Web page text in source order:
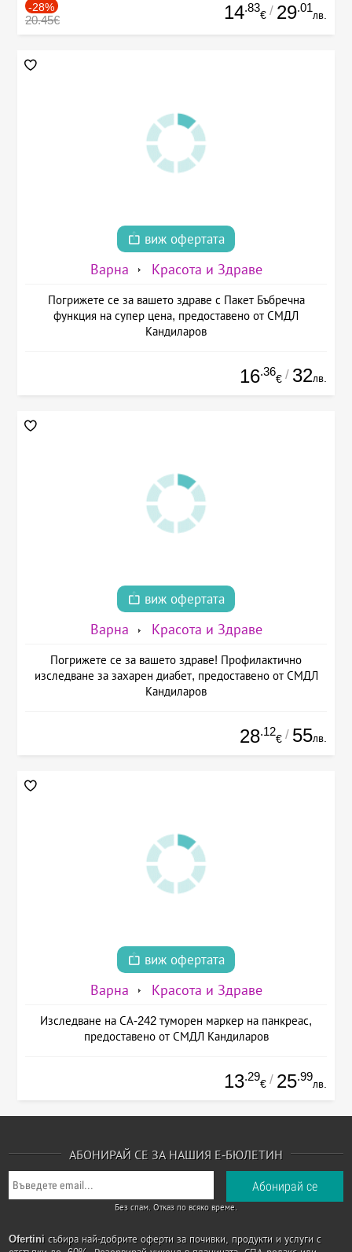
-28%
20.45€ 14.83
€ / 29.01
лв.
виж офертата
Варна Красота и Здраве
Погрижете се за вашето здраве с Пакет Бъбречна
функция на супер цена, предоставено от СМДЛ
Кандиларов
16.36
€ / 32лв.
виж офертата
Варна Красота и Здраве
Погрижете се за вашето здраве! Профилактично
изследване за захарен диабет, предоставено от СМДЛ
Кандиларов
28.12
€ / 55лв.
виж офертата
Варна Красота и Здраве
Изследване на СА-242 туморен маркер на панкреас,
предоставено от СМДЛ Кандиларов
13.29
€ / 25.99
лв.
АБОНИРАЙ СЕ ЗА НАШИЯ Е-БЮЛЕТИН
Без спам. Отказ по всяко време.
Ofertini събира най-добрите оферти за почивки, продукти и услуги с